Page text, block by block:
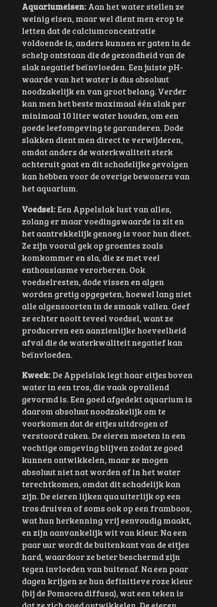
Aquariumeisen: Aan het water stellen ze
weinig eisen, maar wel dient men erop te
letten dat de calciumconcentratie
voldoende is, anders kunnen er gaten in de
schelp ontstaan die de gezondheid van de
slak negatief beïnvloeden. Een juiste pH-
waarde van het water is dus absoluut
noodzakelijk en van groot belang. Verder
kan men het beste maximaal één slak per
minimaal 10 liter water houden, om een
goede leefomgeving te garanderen. Dode
slakken dient men direct te verwijderen,
omdat anders de waterkwaliteit sterk
achteruit gaat en dit schadelijke gevolgen
kan hebben voor de overige bewoners van
het aquarium.
Voedsel:Een Appelslak lust van alles,
zolang er maar voedingswaarde in zit en
het aantrekkelijk genoeg is voor hun dieet.
Ze zijn vooral gek op groentes zoals
komkommer en sla, die ze met veel
enthousiasme verorberen. Ook
voedselresten, dode vissen en algen
worden gretig opgegeten, hoewel lang niet
alle algensoorten in de smaak vallen. Geef
ze echter nooit teveel voedsel, want ze
produceren een aanzienlijke hoeveelheid
afval die de waterkwaliteit negatief kan
beïnvloeden.
Kweek: De Appelslak legt haar eitjes boven
water in een tros, die vaak opvallend
gevormd is. Een goed afgedekt aquarium is
daarom absoluut noodzakelijk om te
voorkomen dat de eitjes uitdrogen of
verstoord raken. De eieren moeten in een
vochtige omgeving blijven zodat ze goed
kunnen ontwikkelen, maar ze mogen
absoluut niet nat worden of in het water
terechtkomen, omdat dit schadelijk kan
zijn. De eieren lijken qua uiterlijk op een
tros druiven of soms ook op een framboos,
wat hun herkenning vrij eenvoudig maakt,
en zijn aanvankelijk wit van kleur. Na een
paar uur wordt de buitenkant van de eitjes
hard, waardoor ze beter beschermd zijn
tegen invloeden van buitenaf. Na een paar
dagen krijgen ze hun definitieve roze kleur
(bij de Pomacea diffusa), wat een teken is